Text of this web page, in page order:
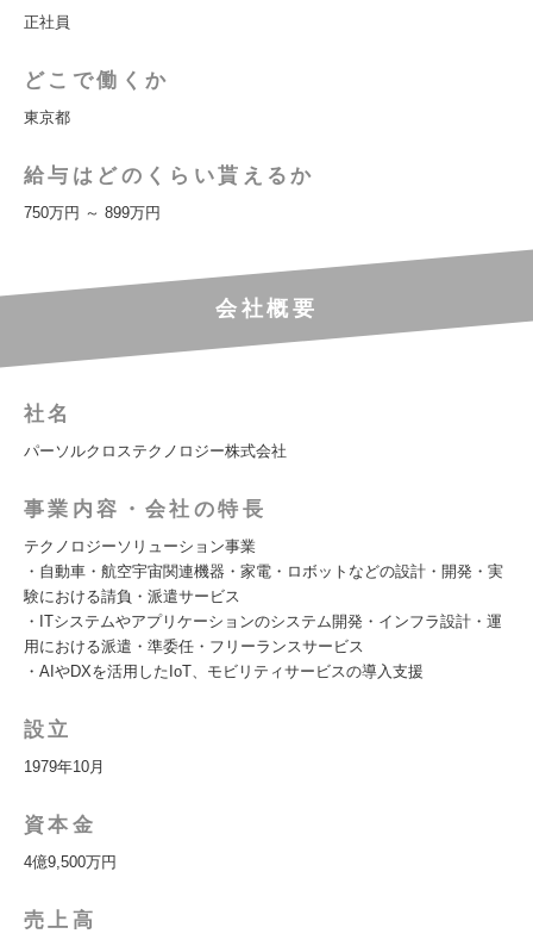
正社員
どこで働くか
東京都
給与はどのくらい貰えるか
750万円 ～ 899万円
会社概要
社名
パーソルクロステクノロジー株式会社
事業内容・会社の特長
テクノロジーソリューション事業
・自動車・航空宇宙関連機器・家電・ロボットなどの設計・開発・実
験における請負・派遣サービス
・ITシステムやアプリケーションのシステム開発・インフラ設計・運
用における派遣・準委任・フリーランスサービス
・AIやDXを活用したIoT、モビリティサービスの導入支援
設立
1979年10月
資本金
4億9,500万円
売上高